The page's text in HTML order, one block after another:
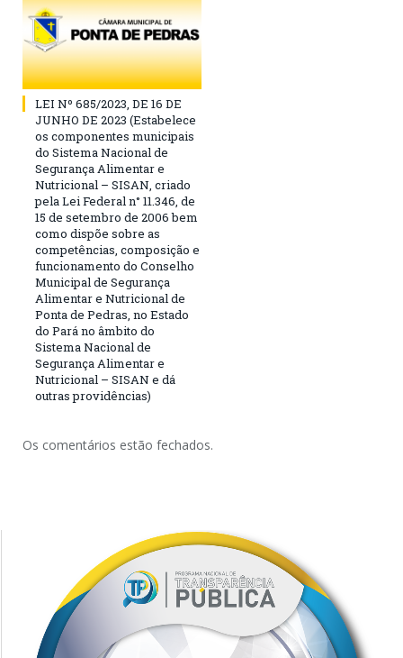
LEI Nº 685/2023, DE 16 DE
JUNHO DE 2023 (Estabelece
os componentes municipais
do Sistema Nacional de
Segurança Alimentar e
Nutricional – SISAN, criado
pela Lei Federal n° 11.346, de
15 de setembro de 2006 bem
como dispõe sobre as
competências, composição e
funcionamento do Conselho
Municipal de Segurança
Alimentar e Nutricional de
Ponta de Pedras, no Estado
do Pará no âmbito do
Sistema Nacional de
Segurança Alimentar e
Nutricional – SISAN e dá
outras providências)
Os comentários estão fechados.